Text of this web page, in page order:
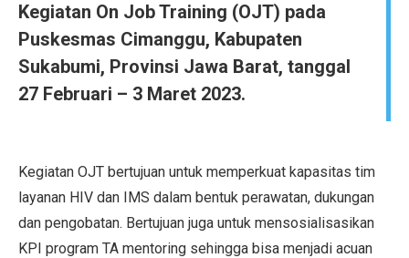
Kegiatan On Job Training (OJT) pada
Puskesmas Cimanggu, Kabupaten
Sukabumi, Provinsi Jawa Barat, tanggal
27 Februari – 3 Maret 2023.
Kegiatan OJT bertujuan untuk memperkuat kapasitas tim
layanan HIV dan IMS dalam bentuk perawatan, dukungan
dan pengobatan. Bertujuan juga untuk mensosialisasikan
KPI program TA mentoring sehingga bisa menjadi acuan